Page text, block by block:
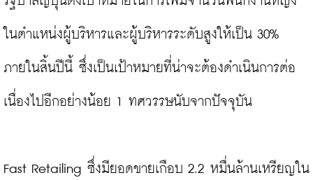
ในตำแหน่งผู้บริหารและผู้บริหารระดับสูงให้เป็น 30%
ภายในสิ้นปีนี้ ซึ่งเป็นเป้าหมายที่น่าจะต้องดำเนินการต่อ
เนื่องไปอีกอย่างน้อย 1 ทศวรรษนับจากปัจจุบัน
Fast Retailing ซึ่งมียอดขายเกือบ 2.2 หมื่นล้านเหรียญใน